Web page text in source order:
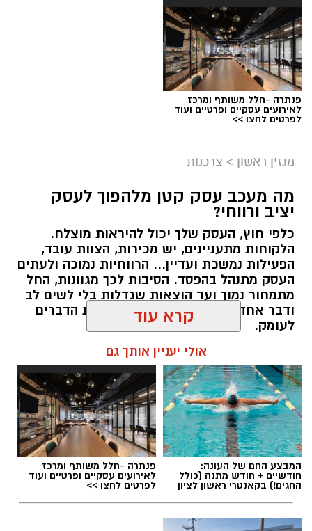
קרדיט תמונה בוסט מדיה
מהו שמאי מקרקעין ומה תפקידו?
שמאי מקרקעין הוא בעל מקצוע המחזיק ברישיון
המשפטים, לאחר שעמד בהצלחה במסלול הכשרה
תובעני הכולל לימודים, בחינות מקצועיות מחמירות
והתמחות מעשית. תפקידו של השמאי הוא לקבוע
את שוויו של נכס באופן אובייקטיבי ובלתי תלוי, תוך
בחינה מעמיקה של מצבו התכנוני, המשפטי והפיזי
של הנכס, ניתוח עסקאות השוואה שבוצעו בסביבה
ובדיקת מכלול הנתונים המשפיעים על השווי –
מזכויות בנייה בלתי מנוצלות, דרך חריגות בנייה
וליקויים ועד מגבלות רישום ושעבודים.
פנתרה -חלל משותף ומרכז
לאירועים עסקיים ופרטיים ועוד
לפרטים לחצו >>
מגזין ראשון > צרכנות
מה מעכב עסק קטן מלהפוך לעסק
יציב ורווחי?
כלפי חוץ, העסק שלך יכול להיראות מוצלח.
הלקוחות מתעניינים, יש מכירות, הצוות עובד,
הפעילות נמשכת ועדיין... הרווחיות נמוכה ולעתים
העסק מתנהל בהפסד. הסיבות לכך מגוונות, החל
מתמחור נמוך ועד הוצאות שגדלות בלי לשים לב
ודבר אחד בטוח, הגיע הזמן לבחון את הדברים
לעומק.
תגים: יועץ עסקי
התפעול העסקי דורש התמודדות מתמדת עם
קרא עוד
אולי יעניין אותך גם
המבצע החם של העונה:
חודשיים + חודש מתנה (כולל לאירועים עסקיים ופרטיים ועוד